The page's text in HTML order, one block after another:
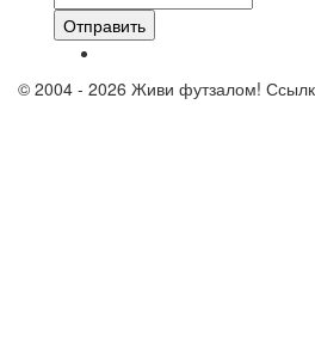
Отправить
© 2004 - 2026 Живи футзалом!